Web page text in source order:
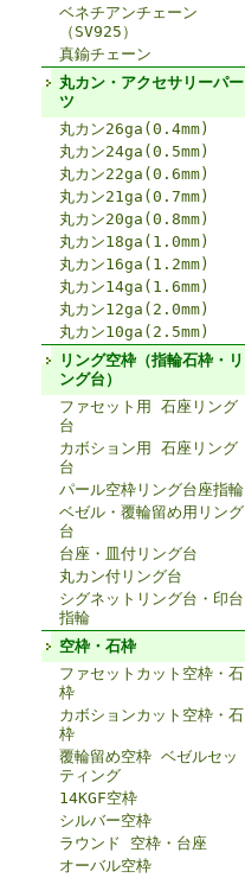
ベネチアンチェーン
（SV925）
真鍮チェーン
丸カン・アクセサリーパー
ツ
丸カン26ga(0.4mm)
丸カン24ga(0.5mm)
丸カン22ga(0.6mm)
丸カン21ga(0.7mm)
丸カン20ga(0.8mm)
丸カン18ga(1.0mm)
丸カン16ga(1.2mm)
丸カン14ga(1.6mm)
丸カン12ga(2.0mm)
丸カン10ga(2.5mm)
リング空枠（指輪石枠・リ
ング台）
ファセット用 石座リング
台
カボション用 石座リング
台
パール空枠リング台座指輪
ベゼル・覆輪留め用リング
台
台座・皿付リング台
丸カン付リング台
シグネットリング台・印台
指輪
空枠・石枠
ファセットカット空枠・石
枠
カボションカット空枠・石
枠
覆輪留め空枠 ベゼルセッ
ティング
14KGF空枠
シルバー空枠
ラウンド 空枠・台座
オーバル空枠